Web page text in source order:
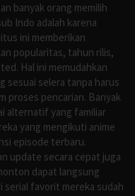
banyak orang memilih
Indo adalah karena
ini memberikan
popularitas, tahun rilis,
Hal ini memudahkan
sesuai selera tanpa harus
proses pencarian. Banyak
alternatif yang familiar
yang mengikuti anime
episode terbaru.
update secara cepat juga
dapat langsung
serial favorit mereka sudah